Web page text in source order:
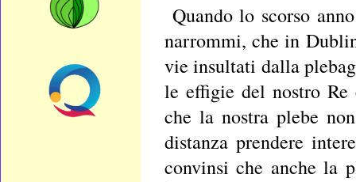
Quando lo scorso
narrommi, che in
vie insultati dalla
le effigie del nostro Re
che la nostra plebe
distanza prendere
convinsi che anche la